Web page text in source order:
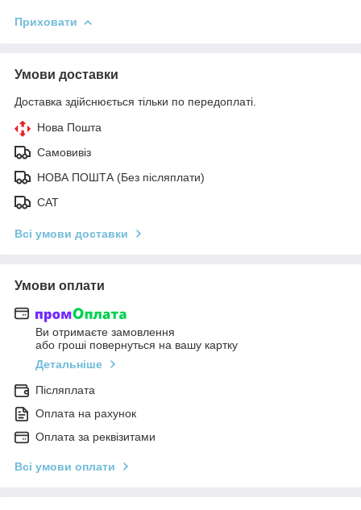
Приховати
Умови доставки
Доставка здійснюється тільки по передоплаті.
Нова Пошта
Самовивіз
НОВА ПОШТА (Без післяплати)
САТ
Всі умови доставки
Умови оплати
Ви отримаєте замовлення
або гроші повернуться на вашу картку
Детальніше
Післяплата
Оплата на рахунок
Оплата за реквізитами
Всі умови оплати